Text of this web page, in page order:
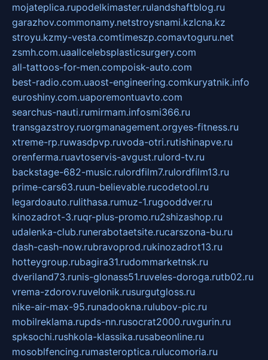
mojateplica.rupodelkimaster.rulandshaftblog.ru
garazhov.commonamy.netstroysnami.kzlcna.kz
stroyu.kzmy-vesta.comtimeszp.comavtoguru.net
zsmh.com.uaallcelebsplasticsurgery.com
all-tattoos-for-men.compoisk-auto.com
best-radio.com.uaost-engineering.comkuryatnik.info
euroshiny.com.uaporemontuavto.com
searchus-nauti.rumirmam.infosmi366.ru
transgazstroy.ruorgmanagement.orgyes-fitness.ru
xtreme-rp.ruwasdpvp.ruvoda-otri.rutishinapve.ru
orenferma.ruavtoservis-avgust.rulord-tv.ru
backstage-682-music.rulordfilm7.rulordfilm13.ru
prime-cars63.ruun-believable.rucodetool.ru
legardoauto.rulithasa.rumuz-1.rugooddver.ru
kinozadrot-3.ruqr-plus-promo.ru2shizashop.ru
udalenka-club.runerabotaetsite.rucarszona-bu.ru
dash-cash-now.rubravoprod.rukinozadrot13.ru
hotteygroup.rubagira31.rudommarketnsk.ru
dveriland73.runis-glonass51.ruveles-doroga.rutb02.ru
vrema-zdorov.ruvelonik.rusurgutgloss.ru
nike-air-max-95.runadookna.rulubov-pic.ru
mobilreklama.rupds-nn.rusocrat2000.ruvgurin.ru
spksochi.rushkola-klassika.rusabeonline.ru
mosoblfencing.rumasteroptica.rulucomoria.ru